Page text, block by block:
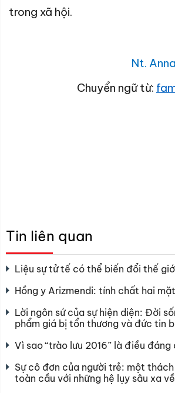
trong xã hội.
Nt.
Chuyển ngữ từ:
Tin liên quan
Liệu sự tử tế có thể biến đổi thế
Hồng y Arizmendi: tính chất hai
Lời ngôn sứ của sự hiện diện: Đời
phẩm giá bị tổn thương và đức tin
Vì sao “trào lưu 2016” là điều đáng
Sự cô đơn của người trẻ: một
toàn cầu với những hệ lụy sâu xa